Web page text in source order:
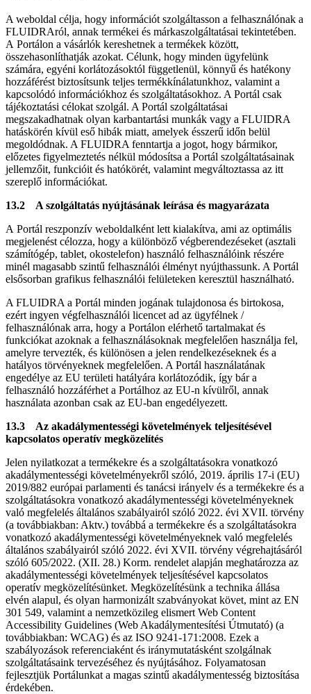
A weboldal célja, hogy információt szolgáltasson a felhasználónak a
FLUIDRAról, annak termékei és márkaszolgáltatásai tekintetében.
A Portálon a vásárlók kereshetnek a termékek között,
összehasonlíthatják azokat. Célunk, hogy minden ügyfelünk
számára, egyéni korlátozásoktól függetlenül, könnyű és hatékony
hozzáférést biztosítsunk teljes termékkínálatunkhoz, valamint a
kapcsolódó információkhoz és szolgáltatásokhoz. A Portál csak
tájékoztatási célokat szolgál. A Portál szolgáltatásai
megszakadhatnak olyan karbantartási munkák vagy a FLUIDRA
hatáskörén kívül eső hibák miatt, amelyek ésszerű időn belül
megoldódnak. A FLUIDRA fenntartja a jogot, hogy bármikor,
előzetes figyelmeztetés nélkül módosítsa a Portál szolgáltatásainak
jellemzőit, funkcióit és hatókörét, valamint megváltoztassa az itt
szereplő információkat.
13.2 A szolgáltatás nyújtásának leírása és magyarázata
A Portál reszponzív weboldalként lett kialakítva, ami az optimális
megjelenést célozza, hogy a különböző végberendezéseket (asztali
számítógép, tablet, okostelefon) használó felhasználóink részére
minél magasabb szintű felhasználói élményt nyújthassunk. A Portál
elsősorban grafikus felhasználói felületeken keresztül használható.
A FLUIDRA a Portál minden jogának tulajdonosa és birtokosa,
ezért ingyen végfelhasználói licencet ad az ügyfélnek /
felhasználónak arra, hogy a Portálon elérhető tartalmakat és
funkciókat azoknak a felhasználásoknak megfelelően használja fel,
amelyre tervezték, és különösen a jelen rendelkezéseknek és a
hatályos törvényeknek megfelelően. A Portál használatának
engedélye az EU területi hatályára korlátozódik, így bár a
felhasználó hozzáférhet a Portálhoz az EU-n kívülről, annak
használata azonban csak az EU-ban engedélyezett.
13.3 Az akadálymentességi követelmények teljesítésével
kapcsolatos operatív megközelítés
Jelen nyilatkozat a termékekre és a szolgáltatásokra vonatkozó
akadálymentességi követelményekről szóló, 2019. április 17-i (EU)
2019/882 európai parlamenti és tanácsi irányelv és a termékekre és a
szolgáltatásokra vonatkozó akadálymentességi követelményeknek
való megfelelés általános szabályairól szóló 2022. évi XVII. törvény
(a továbbiakban: Aktv.) továbbá a termékekre és a szolgáltatásokra
vonatkozó akadálymentességi követelményeknek való megfelelés
általános szabályairól szóló 2022. évi XVII. törvény végrehajtásáról
szóló 605/2022. (XII. 28.) Korm. rendelet alapján meghatározza az
akadálymentességi követelmények teljesítésével kapcsolatos
operatív megközelítésünket. Megközelítésünk a technika állása
elvén alapul, és olyan harmonizált szabványokat követ, mint az EN
301 549, valamint a nemzetközileg elismert Web Content
Accessibility Guidelines (Web Akadálymentesítési Útmutató) (a
továbbiakban: WCAG) és az ISO 9241-171:2008. Ezek a
szabályozások referenciaként és iránymutatásként szolgálnak
szolgáltatásaink tervezéséhez és nyújtásához. Folyamatosan
fejlesztjük Portálunkat a magas szintű akadálymentesség biztosítása
érdekében.